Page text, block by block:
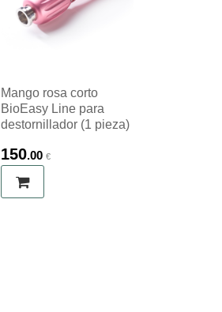
Mango rosa corto
BioEasy Line para
destornillador (1 pieza)
150.00 €